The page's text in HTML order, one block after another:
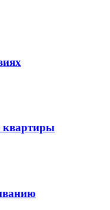
квартиры